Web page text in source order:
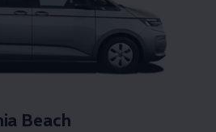
Beach